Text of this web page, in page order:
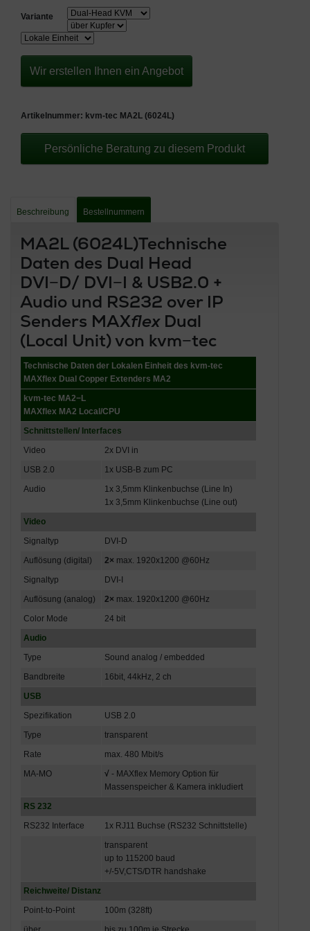
Variante
Wir erstellen Ihnen ein Angebot
Artikelnummer: kvm-tec MA2L (6024L)
Persönliche Beratung zu diesem Produkt
Beschreibung Bestellnummern
MA2L (6024L)Technische
Daten des Dual Head
DVI−D/ DVI−I & USB2.0 +
Audio und RS232 over IP
Senders MAXflexDual
(Local Unit) von kvm−tec
Technische Daten der Lokalen Einheit des kvm-tec
MAXflex Dual Copper Extenders MA2
kvm-tec MA2−L
MAXflex MA2 Local/CPU
Schnittstellen/ Interfaces
Video
2x DVI in
USB 2.0
1x USB-B zum PC
Audio
1x 3,5mm Klinkenbuchse (Line In)
1x 3,5mm Klinkenbuchse (Line out)
Video
Signaltyp
DVI-D
Auflösung (digital)
2× max. 1920x1200 @60Hz
Signaltyp
DVI-I
Auflösung (analog)
2× max. 1920x1200 @60Hz
Color Mode
24 bit
Audio
Type
Sound analog / embedded
Bandbreite
16bit, 44kHz, 2 ch
USB
Spezifikation
USB 2.0
Type
transparent
Rate
max. 480 Mbit/s
MA-MO
√ - MAXflex Memory Option für
Massenspeicher & Kamera inkludiert
RS 232
RS232 Interface
1x RJ11 Buchse (RS232 Schnittstelle)
transparent
up to 115200 baud
+/-5V,CTS/DTR handshake
Reichweite/ Distanz
Point-to-Point
100m (328ft)